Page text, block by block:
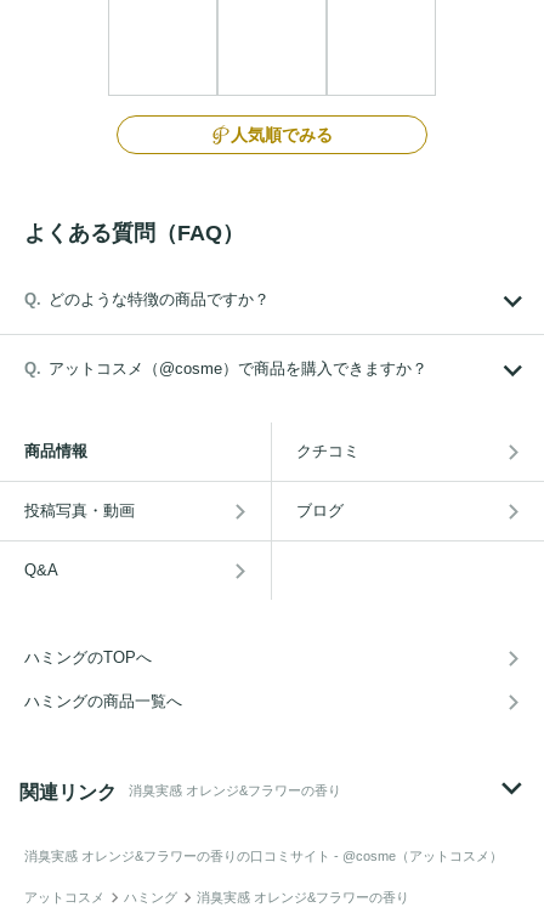
人気順でみる
よくある質問（FAQ）
どのような特徴の商品ですか？
アットコスメ（@cosme）で商品を購入できますか？
商品情報 クチコミ
投稿写真・動画 ブログ
Q&A
ハミングのTOPへ
ハミングの商品一覧へ
関連リンク 消臭実感 オレンジ&フラワーの香り
消臭実感 オレンジ&フラワーの香りの口コミサイト - @cosme（アットコスメ）
アットコスメ ハミング 消臭実感 オレンジ&フラワーの香り